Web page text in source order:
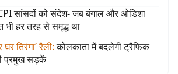
सांसदों को संदेश- जब बंगाल और ओडिशा
भी हर तरह से समृद्ध था
तिरंगा’ रैली: कोलकाता में बदलेगी ट्रैफिक
प्रमुख सड़कें